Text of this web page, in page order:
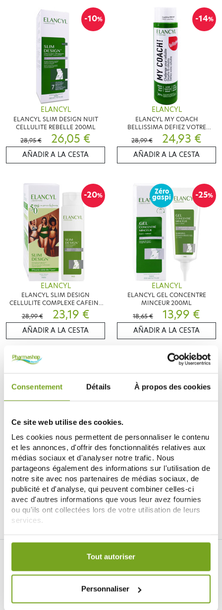
Consentement Détails À propos des cookies
Ce site web utilise des cookies.
Les cookies nous permettent de personnaliser le contenu
et les annonces, d'offrir des fonctionnalités relatives aux
médias sociaux et d'analyser notre trafic. Nous
partageons également des informations sur l'utilisation de
notre site avec nos partenaires de médias sociaux, de
publicité et d'analyse, qui peuvent combiner celles-ci
avec d'autres informations que vous leur avez fournies
ou qu'ils ont collectées lors de votre utilisation de leurs
services.
Votre choix de consentement est conservé pendant une
Tout autoriser
Personnaliser
-10%
ELANCYL
ELANCYL SLIM DESIGN NUIT
CELLULITE REBELLE 200ML
28,95 €
26,05 €
AÑADIR A LA CESTA
-14%
ELANCYL
ELANCYL MY COACH
BELLISSIMA DEFIEZ VOTRE
CELLULITE 200 ML
28,99 € 24,93 €
AÑADIR A LA CESTA
-20%
ELANCYL
ELANCYL SLIM DESIGN
CELLULITE COMPLEXE CAFEINE
200 ML
28,99 € 23,19 €
AÑADIR A LA CESTA
-25%
Zéro
gaspi
ELANCYL
ELANCYL GEL CONCENTRE
MINCEUR 200ML
18,65 €
13,99 €
AÑADIR A LA CESTA
ELANCYL
ELANCYL SLIM DESIGN VENTRE
ET ZONES REBELLES 150ML
27,99 €
AÑADIR A LA CESTA
ELANCYL
ELANCYL MY COACH GEL
DOUCHE GUARANA 200ML
3,99 €
3,51 €
AÑADIR A LA CESTA
Je souhaite m'inscrire à la newsletter